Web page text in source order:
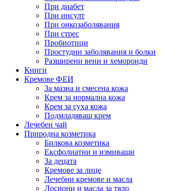
При диабет
При инсулт
При онкозаболявания
При стрес
Пробиотици
Простудни заболявания и болки
Разширени вени и хемороиди
Книги
Кремове ФЕИ
За мазна и смесена кожа
Крем за нормална кожа
Крем за суха кожа
Подмладяващ крем
Лечебен чай
Природна козметика
Билкова козметика
Ексфолиатни и измиващи
За децата
Кремове за лице
Лечебни кремове и масла
Лосиони и масла за тяло